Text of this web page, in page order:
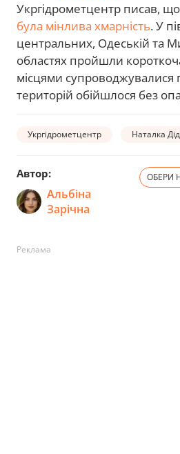
Укргідрометцентр писав,
була мінлива хмарність. У
центральних, Одеській та
областях пройшли
місцями супроводжувалися
територій обійшлося без
Укргідрометцентр Наталка
Автор:
Альбіна
Зарічна
ОБЕРИ
Реклама